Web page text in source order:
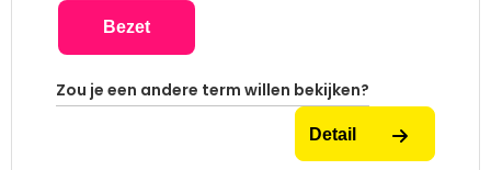
Bezet
Zou je een andere term willen bekijken?
Detail